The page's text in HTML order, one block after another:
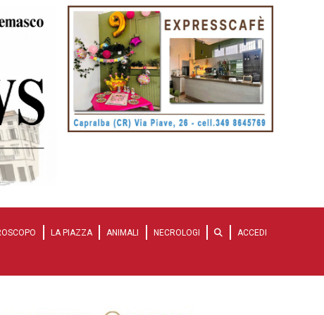
LA PIAZZA ANIMALI NECROLOGI ACCEDI